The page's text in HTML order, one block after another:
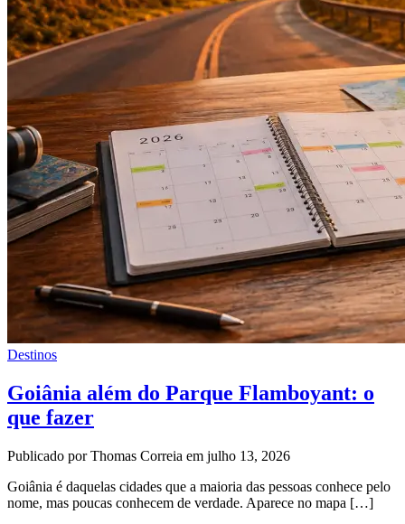
Destinos
Goiânia além do Parque Flamboyant: o
que fazer
Publicado por Thomas Correia em julho 13, 2026
Goiânia é daquelas cidades que a maioria das pessoas conhece pelo
nome, mas poucas conhecem de verdade. Aparece no mapa […]